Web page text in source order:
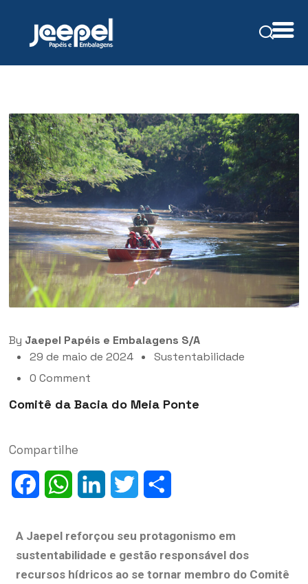
By Jaepel Papéis e Embalagens S/A
29 de maio de 2024
Sustentabilidade
0 Comment
Comitê da Bacia do Meia Ponte
Compartilhe
FacebookWhatsAppLinkedIn Twitter
A Jaepel reforçou seu protagonismo em
sustentabilidade e gestão responsável dos
recursos hídricos ao se tornar membro do Comitê